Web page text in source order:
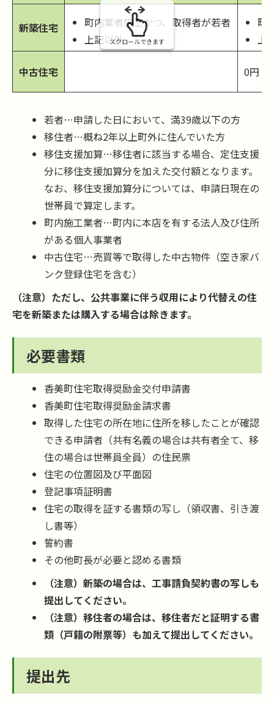
新築住宅
町内業者施工かつ、取得者が若者
上記以外
町
上
中古住宅 0円
スクロールできます
若者…申請した日において、満39歳以下の方
移住者…概ね2年以上町外に住んでいた方
移住支援加算…移住者に該当する場合、定住支援
分に移住支援加算分を加えた交付額となります。
なお、移住支援加算分については、申請日現在の
世帯員で算定します。
町内施工業者…町内に本店を有する法人及び住所
がある個人事業者
中古住宅…売買等で取得した中古物件（空き家バ
ンク登録住宅を含む）
（注意）ただし、公共事業に伴う収用により代替えの住
宅を新築または購入する場合は除きます。
必要書類
香美町住宅取得奨励金交付申請書
香美町住宅取得奨励金請求書
取得した住宅の所在地に住所を移したことが確認
できる申請者（共有名義の場合は共有者全て、移
住の場合は世帯員全員）の住民票
住宅の位置図及び平面図
登記事項証明書
住宅の取得を証する書類の写し（領収書、引き渡
し書等）
誓約書
その他町長が必要と認める書類
（注意）新築の場合は、工事請負契約書の写しも
提出してください。
（注意）移住者の場合は、移住者だと証明する書
類（戸籍の附票等）も加えて提出してください。
提出先